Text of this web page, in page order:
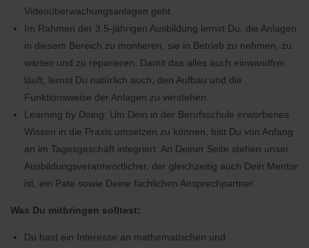
Videoüberwachungsanlagen geht.
Im Rahmen der 3,5-jährigen Ausbildung lernst Du, die Anlagen
in diesem Bereich zu montieren, sie in Betrieb zu nehmen, zu
warten und zu reparieren. Damit das alles auch einwandfrei
läuft, lernst Du natürlich auch, den Aufbau und die
Funktionsweise der Anlagen zu verstehen.
Learning by Doing: Um Dein in der Berufsschule erworbenes
Wissen in die Praxis umsetzen zu können, bist Du von Anfang
an im Tagesgeschäft integriert. An Deiner Seite stehen unser
Ausbildungsverantwortlicher, der gleichzeitig auch Dein Mentor
ist, ein Pate sowie Deine fachlichen Ansprechpartner.
Was Du mitbringen solltest:
Du hast ein Interesse an mathematischen und